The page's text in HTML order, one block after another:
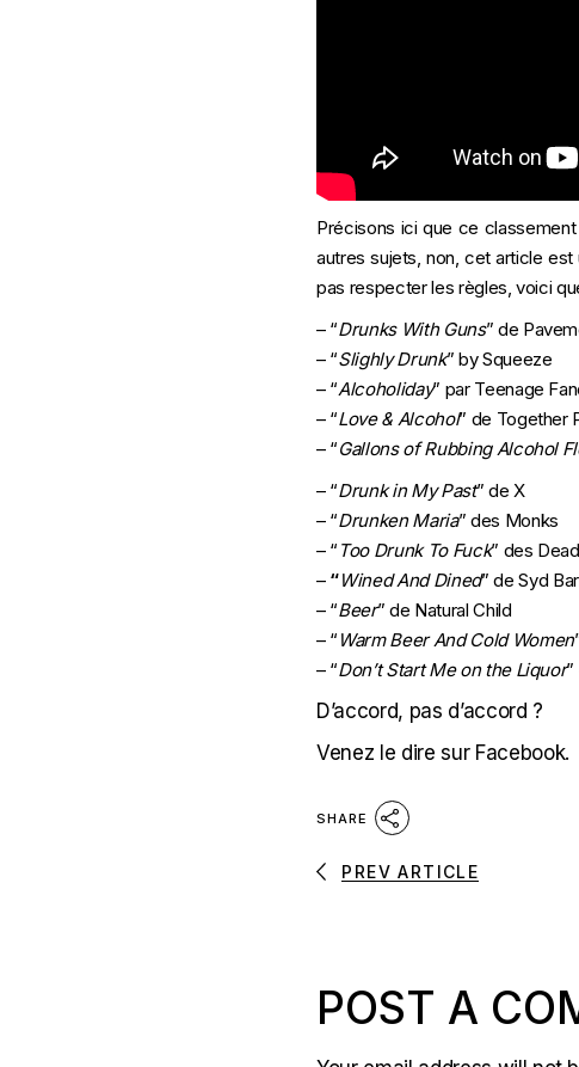
Précisons ici que ce
autres sujets, non, cet article est
pas respecter les règles, voici
– “Drunks With Guns” de
– “Slighly Drunk” by Squeeze
– “Alcoholiday” par Teenage
– “Love & Alcohol” de Together
– “Gallons of Rubbing Alcohol
– “Drunk in My Past” de X
– “Drunken Maria” des Monks
– “ Too Drunk To Fuck” des
– “Wined And Dined” de Syd
– “Beer” de Natural Child
– “ Warm Beer And Cold Women
– “Don’t Start Me on the Liquor
D’accord, pas d’accord ?
Venez le dire sur Facebook.
SHARE
PREV ARTICLE
POST A